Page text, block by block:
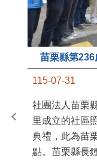
苗栗縣第
115-07-31
社團法人苗栗
里成立的社區
典禮，此為苗
點。苗栗縣長